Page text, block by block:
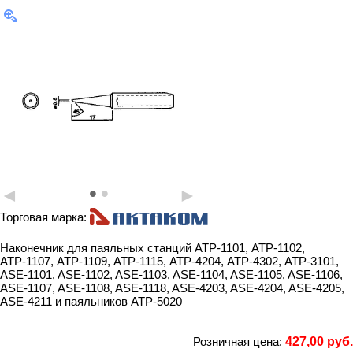
• •
◄ ►
Торговая марка:
Наконечник для паяльных станций АТР-1101, АТР-1102,
АТР-1107, АТР-1109, АТР-1115, АТР-4204, АТР-4302, АТР-3101,
ASE-1101, ASE-1102, ASE-1103, ASE-1104, ASE-1105, ASE-1106,
ASE-1107, ASE-1108, ASE-1118, ASE-4203, ASE-4204, ASE-4205,
ASE-4211 и паяльников АТР-5020
Розничная цена: 427,00 руб.